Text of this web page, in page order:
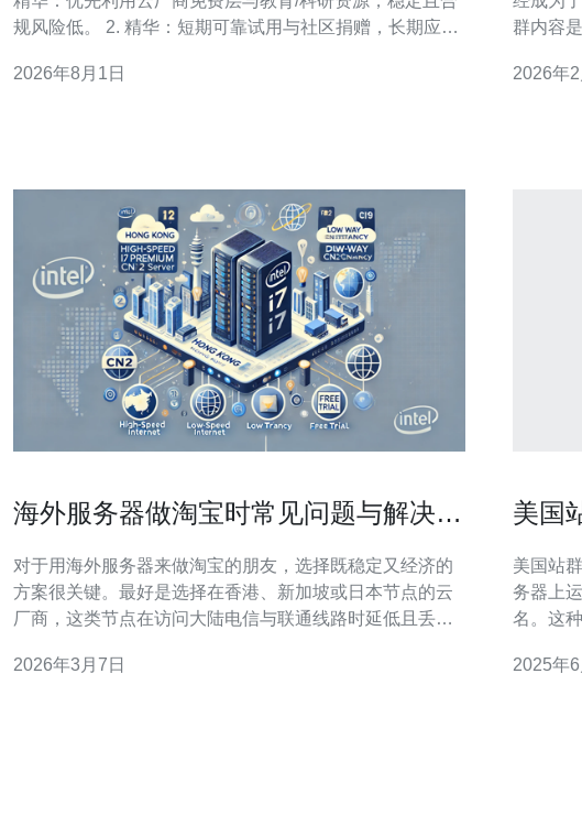
规风险低。 2. 精华：短期可靠试用与社区捐赠，长期应结
何种免费地址来源，都要严格遵守法律与服务条款，做好
2026年8月1日
群内容
吸引更多的流量和
2026年2
海外服务器做淘宝时常见问题与解决方
对于用海外服务器来做淘宝的朋友，选择既稳定又经济的
方案很关键。最好是选择在香港、新加坡或日本节点的云
厂商，这类节点在访问大陆电信与联通线路时延低且丢包
BGP多线VPS；而最便宜的方案往往是小型VPS或海外秒
2026年3月7日
美国
美国站群服务器
务器上
名。这
网站的
2025年6